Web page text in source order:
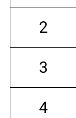
2
3
4